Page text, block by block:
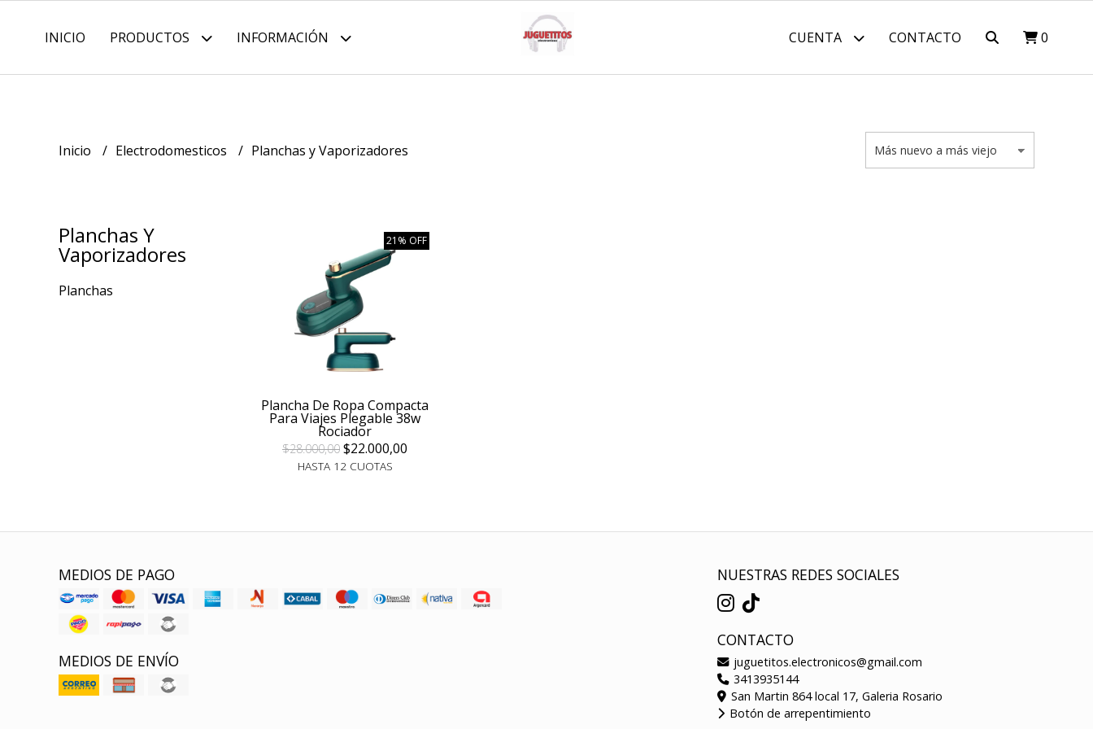
INICIO PRODUCTOS INFORMACIÓN CUENTA CONTACTO 0
Inicio Electrodomesticos Planchas y Vaporizadores
Planchas Y
Vaporizadores
Planchas
21% OFF
Plancha De Ropa Compacta
Para Viajes Plegable 38w
Rociador
$28.000,00 $22.000,00
HASTA 12 CUOTAS
MEDIOS DE PAGO
MEDIOS DE ENVÍO
NUESTRAS REDES SOCIALES
CONTACTO
juguetitos.electronicos@gmail.com
3413935144
San Martin 864 local 17, Galeria Rosario
Botón de arrepentimiento